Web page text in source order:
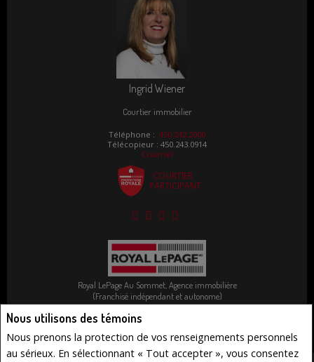
Nous utilisons des témoins
Nous prenons la protection de vos renseignements personnels
au sérieux. En sélectionnant « Tout accepter », vous consentez
Ingrid Wiener
Courtier immobilier
Téléphone : 450.242.2000
Télécopieur : 450.243.0914
Courriel
COURTIER
PARTICIPANT
Royal LePage Au Sommet, Agence immobilière
(Franchisé indépendant et autonome)
Knowlton, QC J0E1V0